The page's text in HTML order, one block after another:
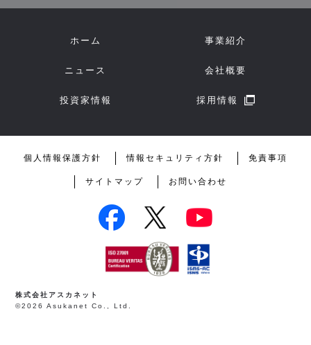
ホーム 事業紹介
ニュース 会社概要
投資家情報 採用情報
個人情報保護方針 情報セキュリティ方針 免責事項
サイトマップ お問い合わせ
株式会社アスカネット
©2026 Asukanet Co., Ltd.